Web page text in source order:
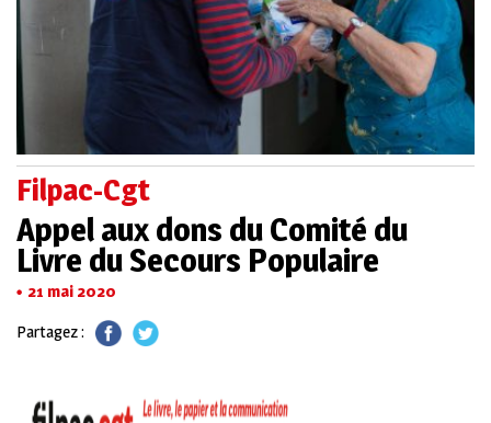
Filpac-Cgt
Appel aux dons du Comité du
Livre du Secours Populaire
21 mai 2020
Partagez :